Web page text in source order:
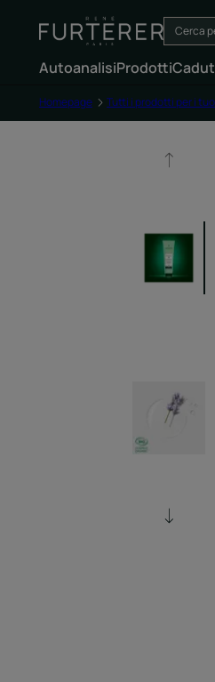
AutoanalisiProdotti
Homepage Tutti i prodotti per i